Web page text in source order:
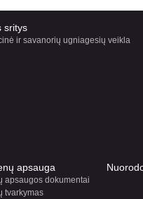
sritys
ir savanorių ugniagesių veikla
apsauga
apsaugos dokumentai
tvarkymas